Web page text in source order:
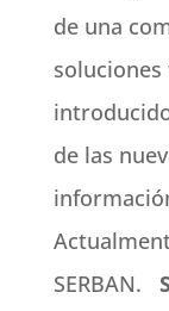
de una
de las
SERBAN.